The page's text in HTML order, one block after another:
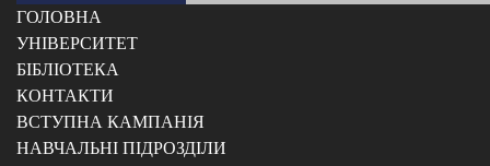
ГОЛОВНА
УНІВЕРСИТЕТ
БІБЛІОТЕКА
КОНТАКТИ
ВСТУПНА КАМПАНІЯ
НАВЧАЛЬНІ ПІДРОЗДІЛИ